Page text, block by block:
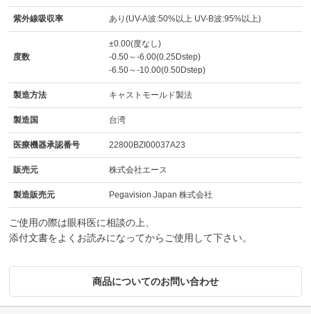
紫外線吸収率 あり(UV-A波:50%以上 UV-B波:95%以上)
度数
±0.00(度なし)
-0.50～-6.00(0.25Dstep)
-6.50～-10.00(0.50Dstep)
製造方法 キャストモールド製法
製造国 台湾
医療機器承認番号 22800BZI00037A23
販売元 株式会社エース
製造販売元 Pegavision Japan 株式会社
ご使用の際は眼科医に相談の上、
添付文書をよくお読みになってからご使用して下さい。
商品についてのお問い合わせ